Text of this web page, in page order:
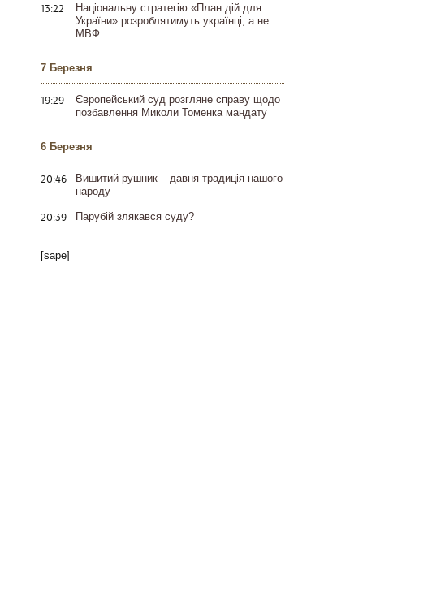
13:22
Національну стратегію «План дій для
України» розроблятимуть українці, а не
МВФ
7 Березня
19:29
Європейський суд розгляне справу щодо
позбавлення Миколи Томенка мандату
6 Березня
20:46
Вишитий рушник – давня традиція нашого
народу
20:39 Парубій злякався суду?
[sape]